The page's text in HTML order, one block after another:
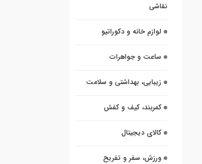
نقاشی
لوازم خانه و دکوراتیو
ساعت و جواهرات
زیبایی، بهداشتی و سلامت
کمربند، کیف و کفش
کالای دیجیتال
ورزش، سفر و تفریح